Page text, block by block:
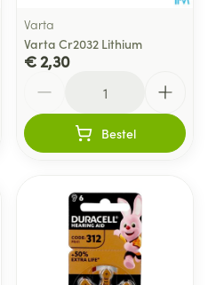
Varta
Varta Cr2032 Lithium
€ 2,30
Bestel